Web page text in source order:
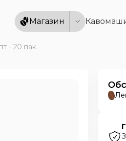
Магазин
- 20 пак.